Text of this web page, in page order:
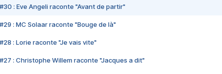
#30 : Eve Angeli raconte "Avant de partir"
#29 : MC Solaar raconte "Bouge de là"
#28 : Lorie raconte "Je vais vite"
#27 : Christophe Willem raconte "Jacques a dit"